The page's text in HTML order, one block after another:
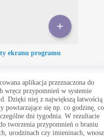
ekranu programu
aplikacja przeznaczona do
wręcz przypomnień w systemie
Dzięki niej z największą łatwością
powtarzające się np. co godzinę,
dni tygodnia. W rezultacie
tworzenia przypomnień o braniu
urodzinach czy imieninach,